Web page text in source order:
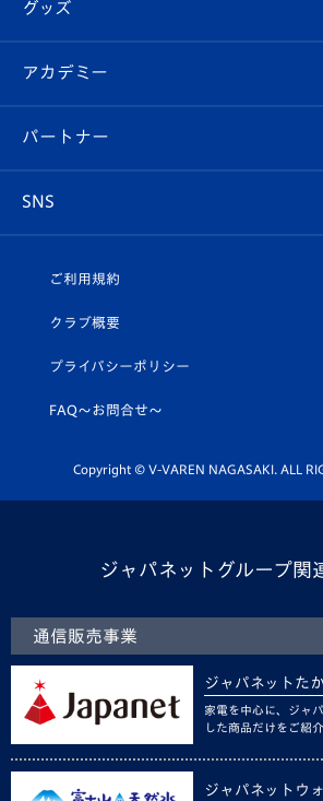
チケット
イベント
メディア
ホームタウン
スタッフプロフィール
マスコット紹介
平和祈念活動
ホームタウン活動
Revive Team
ヴィヴィくんの長崎おもてなしガイド
フォトギャラリー
スタジアムグルメ
V-LOVERS（ファンクラブ）
プレイヤーズスイート
グッズ
オンラインショップ
店舗情報
アカデミー
育成からのお知らせ
U-18
スクール
パートナー
SNS
ヴィヴィくんインスタグラム
公式LINE＠
ご利用規約
クラブ概要
プライバシーポリシー
FAQ〜お問合せ〜
Copyright © V-VAREN NAGASAKI. ALL
ジャパネットグループ関
通信販売事業
ジャパネットた
家電を中心に、ジャ
した商品だけをご紹介
ジャパネットウ